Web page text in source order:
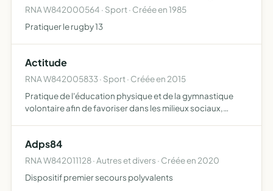
RNA W842000564 · Sport · Créée en 1985
Pratiquer le rugby 13
Actitude
RNA W842005833 · Sport · Créée en 2015
Pratique de l'éducation physique et de la gymnastique
volontaire afin de favoriser dans les milieux sociaux,
Adps84
RNA W842011128 · Autres et divers · Créée en 2020
Dispositif premier secours polyvalents